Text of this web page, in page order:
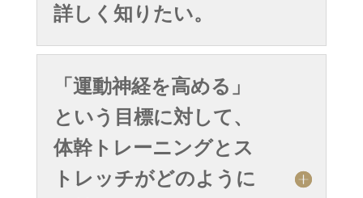
詳しく知りたい。
「運動神経を高める」
という目標に対して、
体幹トレーニングとス
トレッチがどのように